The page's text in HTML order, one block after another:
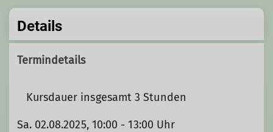
Details
Termindetails
Kursdauer insgesamt 3 Stunden
Sa. 02.08.2025, 10:00 - 13:00 Uhr